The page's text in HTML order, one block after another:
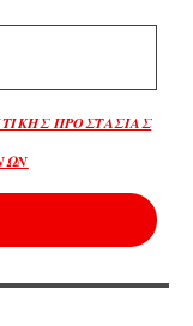
ΠΡΟΣΤΑΣΙΑΣ